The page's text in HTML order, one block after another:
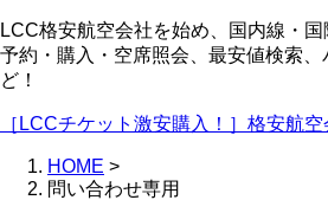
LCC格安航空会社を始め、国内線・
予約・購入・空席照会、最安値検索
ど！
［LCCチケット激安購入！］格安航
HOME >
問い合わせ専用